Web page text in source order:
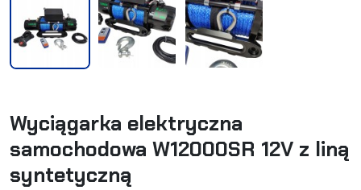
Wyciągarka elektryczna
samochodowa W12000SR 12V z liną
syntetyczną